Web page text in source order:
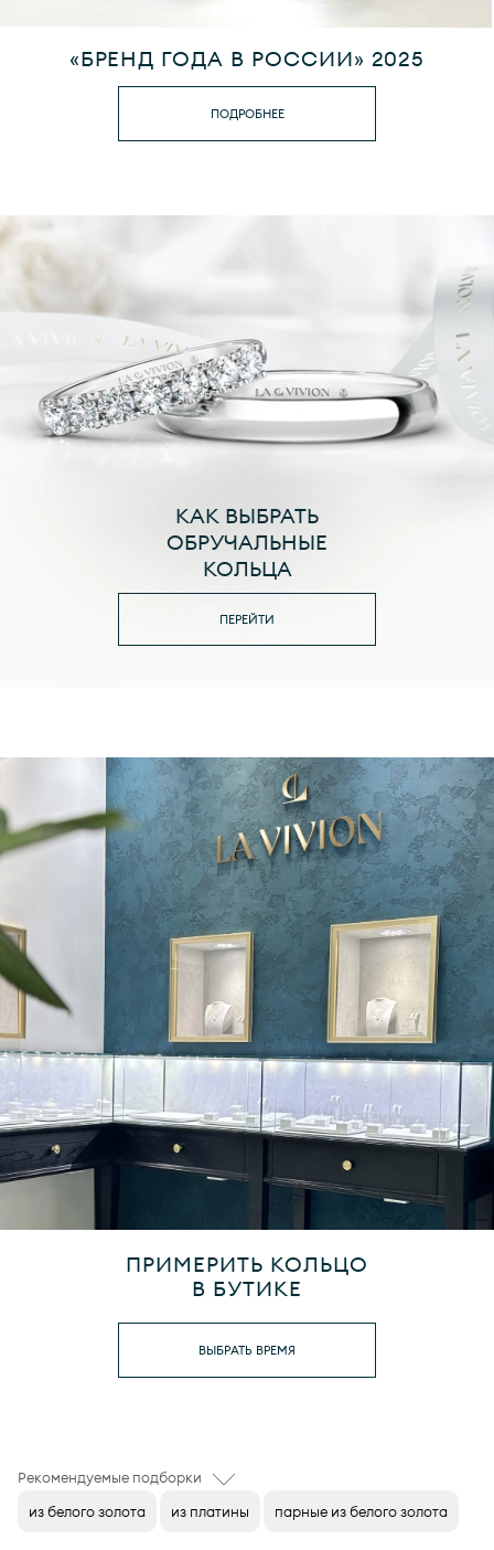
«БРЕНД ГОДА В РОССИИ» 2025
ПОДРОБНЕЕ
КАК ВЫБРАТЬ
ОБРУЧАЛЬНЫЕ
КОЛЬЦА
ПЕРЕЙТИ
ПРИМЕРИТЬ КОЛЬЦО
В БУТИКЕ
ВЫБРАТЬ ВРЕМЯ
Рекомендуемые подборки
из белого золота
из платины парные из белого золота